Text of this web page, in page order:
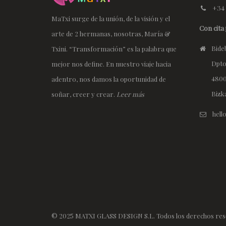
MaTxi surge de la unión, de la visión y el
arte de 2 hermanas, nosotras, María &
Txini. “Transformación” es la palabra que
mejor nos define. En nuestro viaje hacia
adentro, nos damos la oportunidad de
soñar, creer y crear. Leer más
+34
Con cita
© 2025 MATXI GLASS DESIGN S.L. Todos los derechos